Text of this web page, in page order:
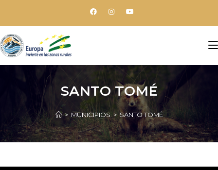
SANTO TOMÉ
> MUNICIPIOS > SANTO TOMÉ